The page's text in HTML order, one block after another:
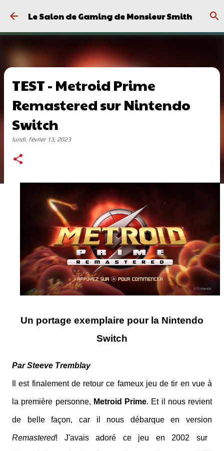
Passer au contenu principal
Le Salon de Gaming de Monsieur Smith
TEST - Metroid Prime
Remastered sur Nintendo
Switch
lundi, février 13, 2023
Un portage exemplaire pour la Nintendo
Switch
Par Steeve Tremblay
Il est finalement de retour ce fameux jeu de tir en vue à
la première personne, Metroid Prime. Et il nous revient
de belle façon, car il nous débarque en version
Remastered! J'avais adoré ce jeu en 2002 sur